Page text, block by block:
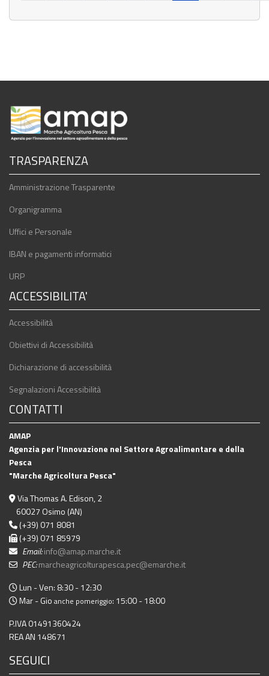
TRASPARENZA
Amministrazione Trasparente
Organigramma
Uffici e Personale
IBAN e pagamenti informatici
URP
ACCESSIBILITA'
Accessibilità
Obiettivi di Accessibilità
Dichiarazione di accessibilità
Segnalazioni Accessibilità
CONTATTI
AMAP
Agenzia per l'Innovazione nel Settore Agroalimentare e della
Pesca
"Marche Agricoltura Pesca"
Via Thomas A. Edison, 2
60027 Osimo (AN)
(+39) 071 8081
(+39) 071 85979
Email:info@amap.marche.it
PEC:marcheagricolturapesca.pec@emarche.it
Lun - Ven: 8:30 - 12:30
Mar - Gio anche pomeriggio: 15:00 - 18:00
P.IVA 01491360424
REA AN 148671
SEGUICI